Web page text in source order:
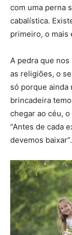
com uma perna
cabalística.
primeiro, o mais
A pedra que nos
as religiões, o
só porque ainda
brincadeira
chegar ao céu,
“Antes de cada
devemos baixar”.